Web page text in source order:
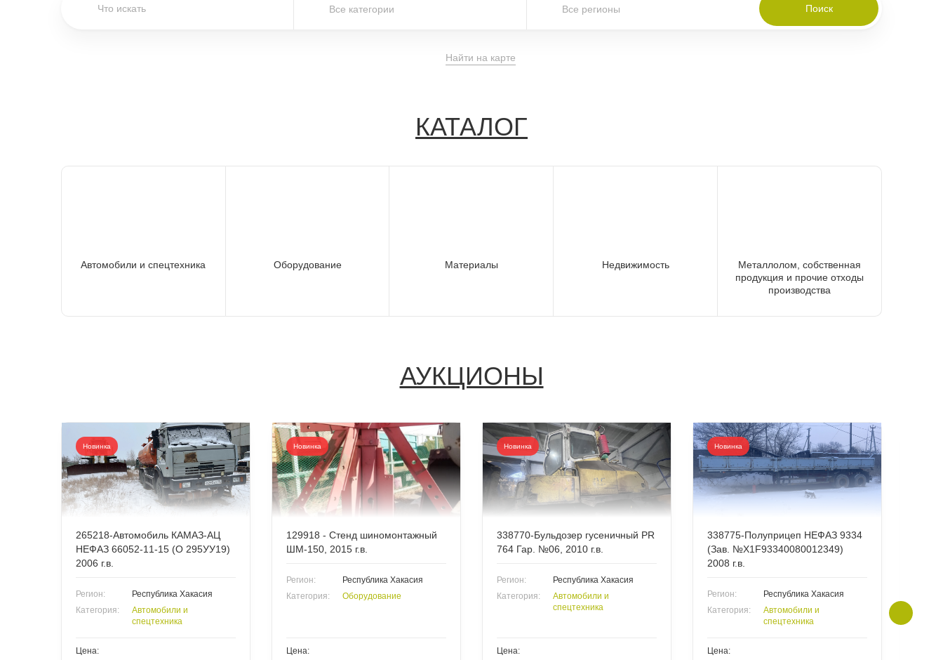
Все категории
Все регионы Поиск
Найти на карте
КАТАЛОГ
Автомобили и спецтехника Оборудование Материалы Недвижимость
Металлолом, собственная
продукция и прочие отходы
производства
АУКЦИОНЫ
Новинка
265218-Автомобиль КАМАЗ-АЦ
НЕФАЗ 66052-11-15 (О 295УУ19)
2006 г.в.
Регион:
Республика Хакасия
Категория:
Автомобили и
спецтехника
Цена:
Новинка
129918 - Стенд шиномонтажный
ШМ-150, 2015 г.в.
Регион:
Республика Хакасия
Категория:
Оборудование
Цена:
Новинка
338770-Бульдозер гусеничный PR
764 Гар. №06, 2010 г.в.
Регион:
Республика Хакасия
Категория:
Автомобили и
спецтехника
Цена:
Новинка
338775-Полуприцеп НЕФАЗ 9334
(Зав. №X1F93340080012349)
2008 г.в.
Регион:
Республика Хакасия
Категория:
Автомобили и
спецтехника
Цена: